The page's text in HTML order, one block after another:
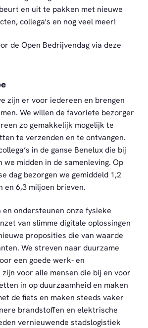
en uit te pakken met nieuwe
collega's en nog veel meer!
de Open Bedrijvendag via deze
zijn er voor iedereen en brengen
We willen de favoriete bezorger
zo gemakkelijk mogelijk te
te verzenden en te ontvangen.
in de ganse Benelux die bij
midden in de samenleving. Op
dag bezorgen we gemiddeld 1,2
en 6,3 miljoen brieven.
ondersteunen onze fysieke
van slimme digitale oplossingen
proposities die van waarde
We streven naar duurzame
een goede werk- en
voor alle mensen die bij en voor
in op duurzaamheid en maken
de fiets en maken steeds vaker
brandstoffen en elektrische
vernieuwende stadslogistiek